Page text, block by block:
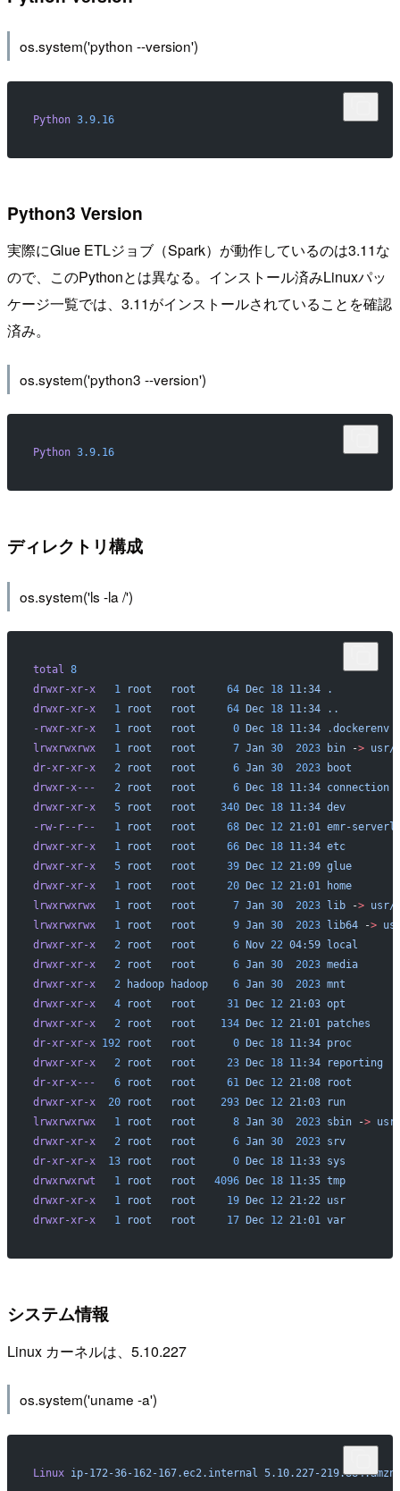
os.system('python --version')
Python 3.9.16
Python3 Version
実際にGlue ETLジョブ（Spark）が動作しているのは3.11な
ので、このPythonとは異なる。インストール済みLinuxパッ
ケージ一覧では、3.11がインストールされていることを確認
済み。
os.system('python3 --version')
Python 3.9.16
ディレクトリ構成
os.system('ls -la /')
total 8
drwxr-xr-x
   1
root
   root
     64
Dec 18 11:34 .
drwxr-xr-x
   1
root
   root
     64
Dec 18 11:34 ..
-rwxr-xr-x
   1
root
   root
      0
Dec 18 11:34 .dockerenv
lrwxrwxrwx
   1
root
   root
      7
Jan 30
  2023
bin -> usr/
dr-xr-xr-x
   2
root
   root
      6
Jan 30
  2023
boot
drwxr-x---
   2
root
   root
      6
Dec 18 11:34 connection
drwxr-xr-x
   5
root
   root
    340
Dec 18 11:34 dev
-rw-r--r--
   1
root
   root
     68
Dec 12 21:01 emr-
drwxr-xr-x
   1
root
   root
     66
Dec 18 11:34 etc
drwxr-xr-x
   5
root
   root
     39
Dec 12 21:09 glue
drwxr-xr-x
   1
root
   root
     20
Dec 12 21:01 home
lrwxrwxrwx
   1
root
   root
      7
Jan 30
  2023
lib -> usr/
lrwxrwxrwx
   1
root
   root
      9
Jan 30
  2023
lib64 ->
drwxr-xr-x
   2
root
   root
      6
Nov 22 04:59 local
drwxr-xr-x
   2
root
   root
      6
Jan 30
  2023
media
drwxr-xr-x
   2
hadoop hadoop
    6
Jan 30
  2023
mnt
drwxr-xr-x
   4
root
   root
     31
Dec 12 21:03 opt
drwxr-xr-x
   2
root
   root
    134
Dec 12 21:01 patches
dr-xr-xr-x 192 root
   root
      0
Dec 18 11:34 proc
drwxr-xr-x
   2
root
   root
     23
Dec 18 11:34 reporting
dr-xr-x---
   6
root
   root
     61
Dec 12 21:08 root
drwxr-xr-x
  20
root
   root
    293
Dec 12 21:03 run
lrwxrwxrwx
   1
root
   root
      8
Jan 30
  2023
sbin -> usr/
drwxr-xr-x
   2
root
   root
      6
Jan 30
  2023
srv
dr-xr-xr-x
  13
root
   root
      0
Dec 18 11:33 sys
drwxrwxrwt
   1
root
   root
   4096
Dec 18 11:35 tmp
drwxr-xr-x
   1
root
   root
     19
Dec 12 21:22 usr
drwxr-xr-x
   1
root
   root
     17
Dec 12 21:01 var
システム情報
Linux カーネルは、5.10.227
os.system('uname -a')
Linux ip-172-36-162-167.ec2.internal 5.10.227-